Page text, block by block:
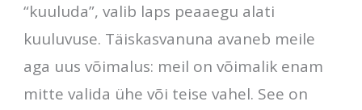
“kuuluda”, valib laps peaaegu alati
kuuluvuse. Täiskasvanuna avaneb meile
aga uus võimalus: meil on võimalik enam
mitte valida ühe või teise vahel. See on